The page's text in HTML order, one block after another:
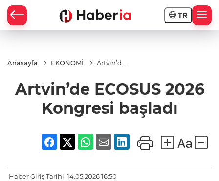
TR
Anasayfa EKONOMİ
Artvin’de
Kongresi
başladı
Artvin’de ECOSUS 2026
Kongresi başladı
Haber Giriş Tarihi: 14.05.2026 16:50